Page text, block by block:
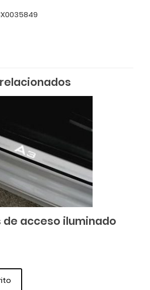
de acceso iluminado